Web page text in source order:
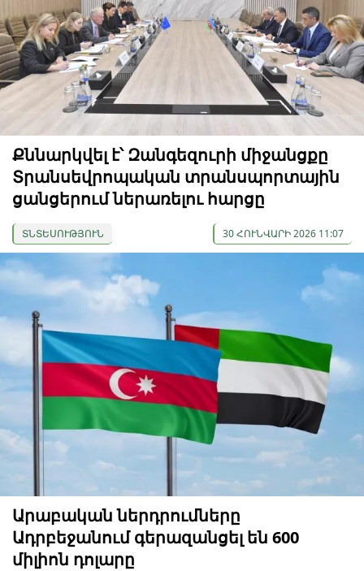
Քննարկվել է՝ Զանգեզուրի միջանցքը
Տրանսեվրոպական տրանսպորտային
ցանցերում ներառելու հարցը
ՏՆՏԵՍՈՒԹՅՈՒՆ 30 ՀՈՒՆՎԱՐԻ 2026 11:07
Արաբական ներդրումները
Ադրբեջանում գերազանցել են 600
միլիոն դոլարը